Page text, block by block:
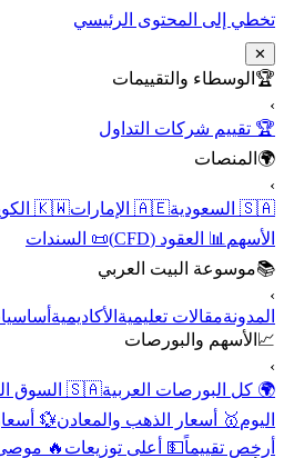
تخطي إلى المحتوى الرئيسي
✕
🏆 الوسطاء والتقييمات
›
🏆 تقييم شركات التداول
🌍 المنصات
›
🇸🇦 السعودية
🇦🇪 الإمارات 🇰🇼 الكويت
الأسهم 📊 العقود (CFD)
📜 السندات
📚موسوعة البيت العربي
›
المدونةمقالات تعليمية الأكاديمية
📈 الأسهم والبورصات
›
🌍 كل البورصات العربية🇸🇦 السوق السعودية
اليوم🥇 أسعار الذهب والمعادن💱
أرخص تقييماً💵 أعلى توزيعات 🔥 موصى